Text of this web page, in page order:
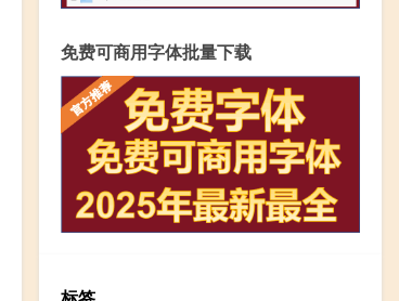
免费可商用字体批量下载